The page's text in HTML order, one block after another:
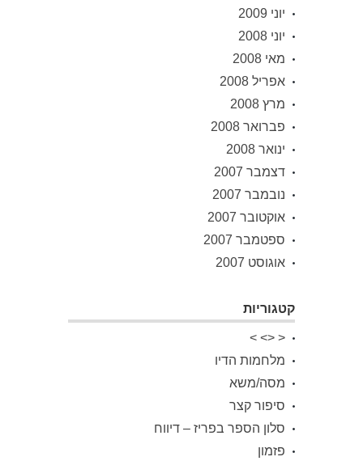
יוני 2009
יוני 2008
מאי 2008
אפריל 2008
מרץ 2008
פברואר 2008
ינואר 2008
דצמבר 2007
נובמבר 2007
אוקטובר 2007
ספטמבר 2007
אוגוסט 2007
קטגוריות
< <> >
מלחמות הדיו
מסה/משא
סיפור קצר
סלון הספר בפריז – דיווח
פזמון